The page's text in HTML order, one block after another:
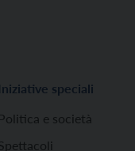
Iniziative speciali
Politica e società